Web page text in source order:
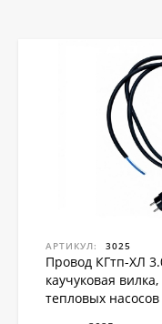
АРТИКУЛ: 3025
Провод КГтп-ХЛ
каучуковая
тепловых насосов